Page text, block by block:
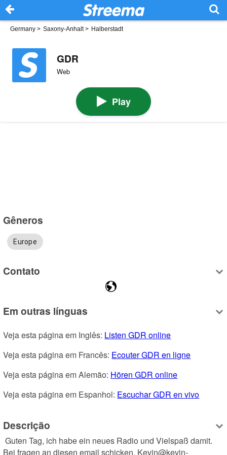
Germany > Saxony-Anhalt> Halberstadt
GDR
Web
Play
Gêneros
Europe
Contato
Em outras línguas
Veja esta página em Inglês: Listen GDR online
Veja esta página em Francês: Ecouter GDR en ligne
Veja esta página em Alemão: Hören GDR online
Veja esta página em Espanhol: Escuchar GDR en vivo
Descrição
Guten Tag, ich habe ein neues Radio und Vielspaß damit.
Bei fragen an diesen email schicken. Kevin@kevin-